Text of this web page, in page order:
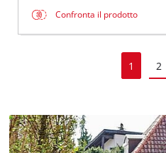
Confronta il prodotto
1 2